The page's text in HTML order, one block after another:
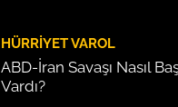
HÜRRIYET VAROL
ABD-İran Savaşı Nasıl
Vardı?